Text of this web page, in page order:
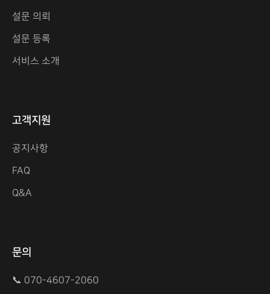
설문 의뢰
설문 등록
서비스 소개
고객지원
공지사항
FAQ
Q&A
문의
📞 070-4607-2060